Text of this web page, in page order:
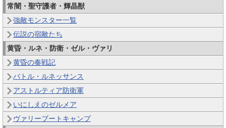
常闇・聖守護者・輝晶獣
強敵モンスター一覧
伝説の宿敵たち
黄昏・ルネ・防衛・ゼル・ヴァリ
黄昏の奏戦記
バトル・ルネッサンス
アストルティア防衛軍
いにしえのゼルメア
ヴァリーブートキャンプ